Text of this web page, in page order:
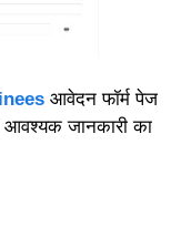
आवेदन फॉर्म पेज
जानकारी का